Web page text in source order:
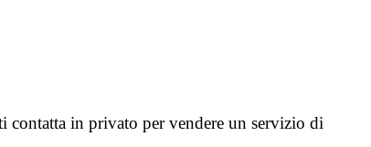
in privato per vendere un servizio di